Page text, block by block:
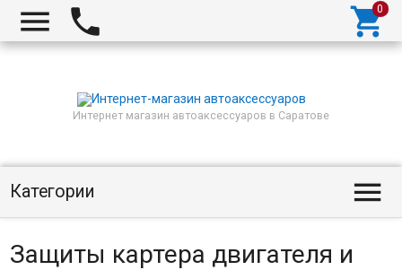
  
Интернет магазин автоаксессуаров в Саратове
Категории 
Защиты картера двигателя и